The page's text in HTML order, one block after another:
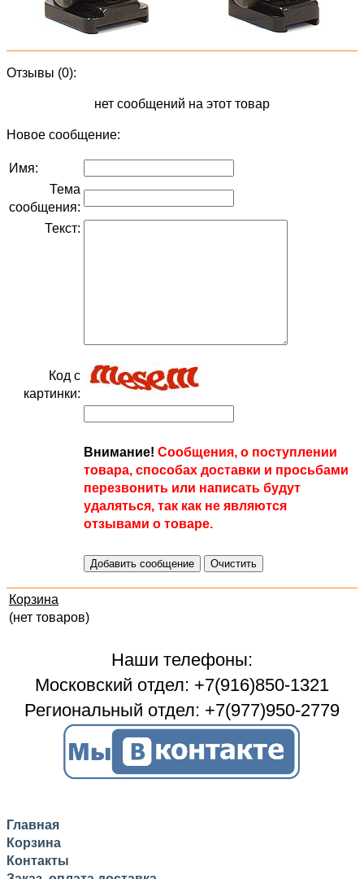
Отзывы (0):
нет сообщений на этот товар
Новое сообщение:
Имя:
Тема
сообщения:
Текст:
Код с
картинки:
Внимание! Сообщения, о поступлении
товара, способах доставки и просьбами
перезвонить или написать будут
удаляться, так как не являются
отзывами о товаре.
Корзина
(нет товаров)
Наши телефоны:
Московский отдел: +7(916)850-1321
Региональный отдел: +7(977)950-2779
Главная
Корзина
Контакты